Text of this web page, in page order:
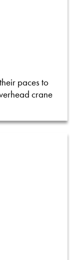
paces to
crane